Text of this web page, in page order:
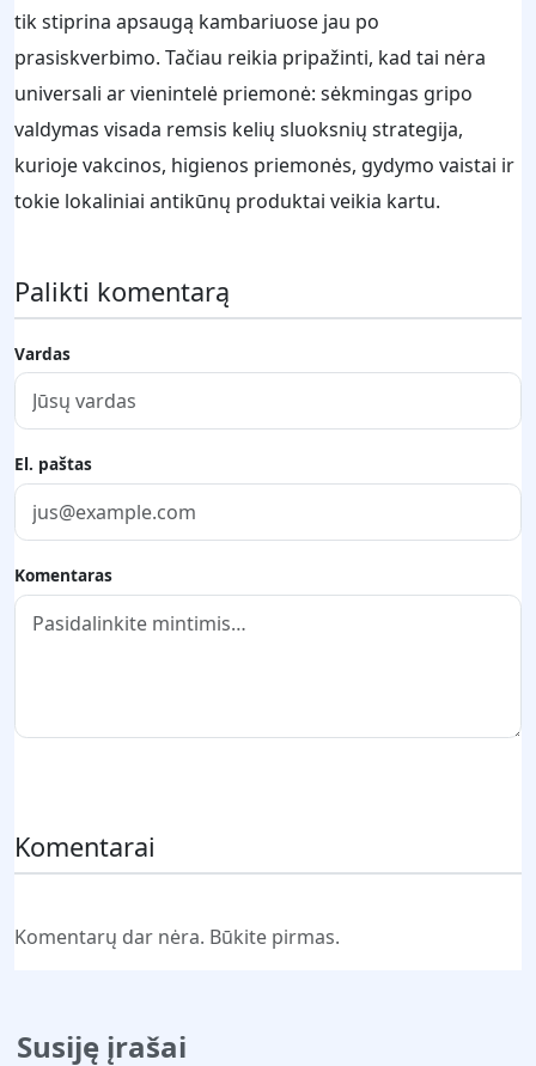
tik stiprina apsaugą kambariuose jau po
prasiskverbimo. Tačiau reikia pripažinti, kad tai nėra
universali ar vienintelė priemonė: sėkmingas gripo
valdymas visada remsis kelių sluoksnių strategija,
kurioje vakcinos, higienos priemonės, gydymo vaistai ir
tokie lokaliniai antikūnų produktai veikia kartu.
Palikti komentarą
Vardas
El. paštas
Komentaras
Komentarai
Komentarų dar nėra. Būkite pirmas.
Susiję įrašai